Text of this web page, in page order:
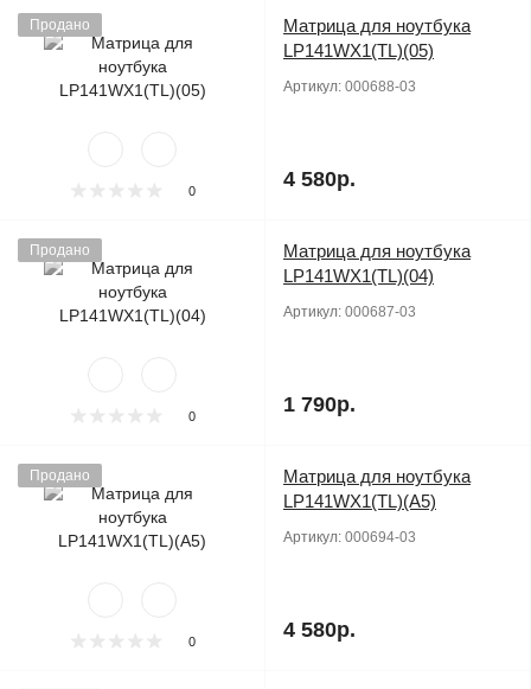
Продано
0
Матрица для ноутбука
LP141WX1(TL)(05)
Артикул: 000688-03
4 580р.
Продано
0
Матрица для ноутбука
LP141WX1(TL)(04)
Артикул: 000687-03
1 790р.
Продано
0
Матрица для ноутбука
LP141WX1(TL)(A5)
Артикул: 000694-03
4 580р.